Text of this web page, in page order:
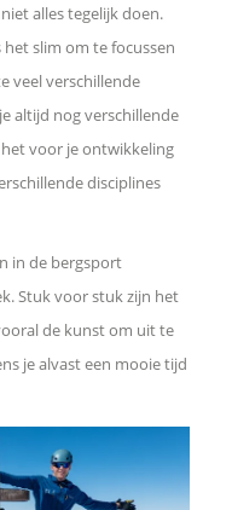
alles tegelijk doen.
slim om te focussen
veel verschillende
altijd nog verschillende
voor je ontwikkeling
disciplines
in de bergsport
Stuk voor stuk zijn het
de kunst om uit te
je alvast een mooie tijd